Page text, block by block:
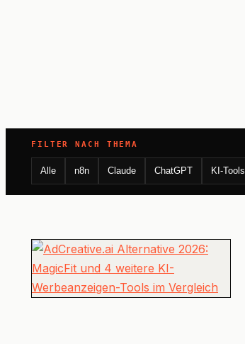
FILTER NACH THEMA
Alle n8n Claude ChatGPT KI-Tools